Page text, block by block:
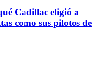
Cadillac eligió a
como sus pilotos de